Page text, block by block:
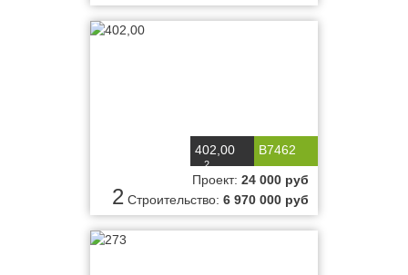
B7462
402,00
м2
2
Проект: 24 000 руб
Строительство: 6 970 000 руб